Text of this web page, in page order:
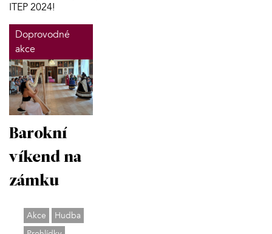
ITEP 2024!
Doprovodné
akce
Barokní
víkend na
zámku
Akce
Hudba